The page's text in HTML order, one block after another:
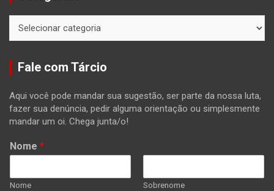
Fale com Tárcio
Aqui você pode mandar sua sugestão, ser parte da nossa luta,
fazer sua denúncia, pedir alguma orientação ou simplesmente
mandar um oi. Chega junta/o!
Nome *
Nome Sobrenome